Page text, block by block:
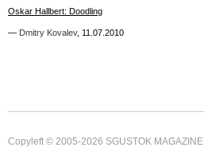
Oskar Hallbert: Doodling
— Dmitry Kovalev, 11.07.2010
Oskar Hallbert: Doodling
— Dmitry Kovalev, 11.07.2010
Copyleft © 2005-2026 SGUSTOK MAGAZINE